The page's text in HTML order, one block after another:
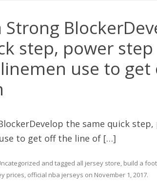
Strong
step, power
use to
the same quick
to get off the line of […]
and tagged all jersey store, build a
prices, official nba jerseys on November 1, 2017.